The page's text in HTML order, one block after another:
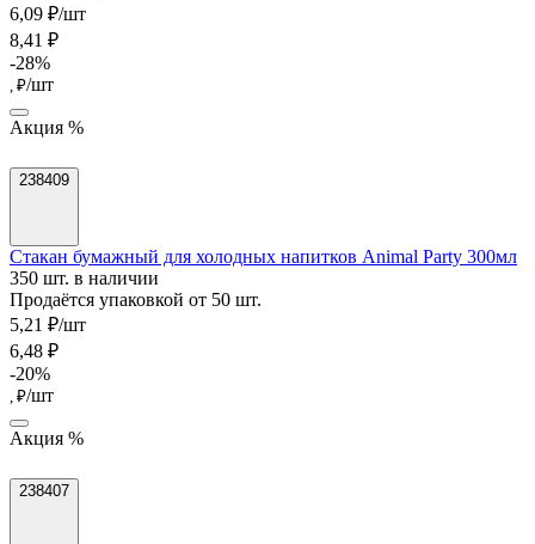
6,09 ₽/шт
8,41 ₽
-28%
, ₽/шт
Акция %
238409
Стакан бумажный для холодных напитков Animal Party 300мл
350 шт. в наличии
Продаётся упаковкой от 50 шт.
5,21 ₽/шт
6,48 ₽
-20%
, ₽/шт
Акция %
238407